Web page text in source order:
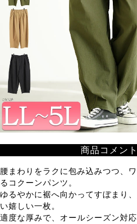
商品コメント
腰まわりをラクに包み込みつつ、
るコクーンパンツ。
ゆるやかに裾へ向かってすぼまり
い嬉しい一枚。
適度な厚みで、オールシーズン対